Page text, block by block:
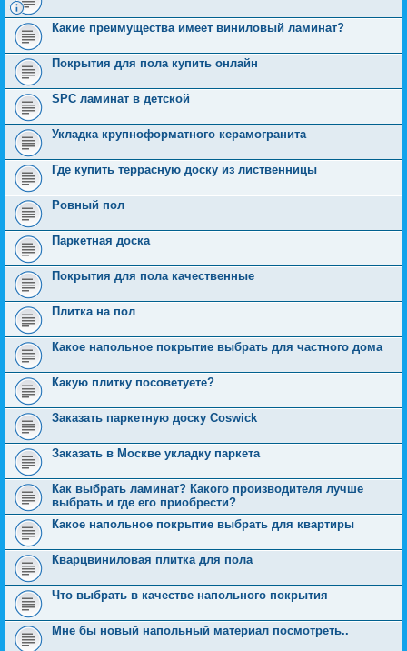
Какие преимущества имеет виниловый ламинат?
Покрытия для пола купить онлайн
SPC ламинат в детской
Укладка крупноформатного керамогранита
Где купить террасную доску из лиственницы
Ровный пол
Паркетная доска
Покрытия для пола качественные
Плитка на пол
Какое напольное покрытие выбрать для частного дома
Какую плитку посоветуете?
Заказать паркетную доску Coswick
Заказать в Москве укладку паркета
Как выбрать ламинат? Какого производителя лучше
выбрать и где его приобрести?
Какое напольное покрытие выбрать для квартиры
Кварцвиниловая плитка для пола
Что выбрать в качестве напольного покрытия
Мне бы новый напольный материал посмотреть..